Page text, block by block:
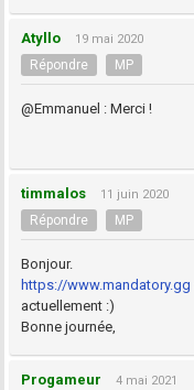
Atyllo 19 mai 2020
Répondre MP
@Emmanuel : Merci !
timmalos 11 juin 2020
Répondre MP
Bonjour.
https://www.mandatory.gg
actuellement :)
Bonne journée,
Progameur 4 mai 2021